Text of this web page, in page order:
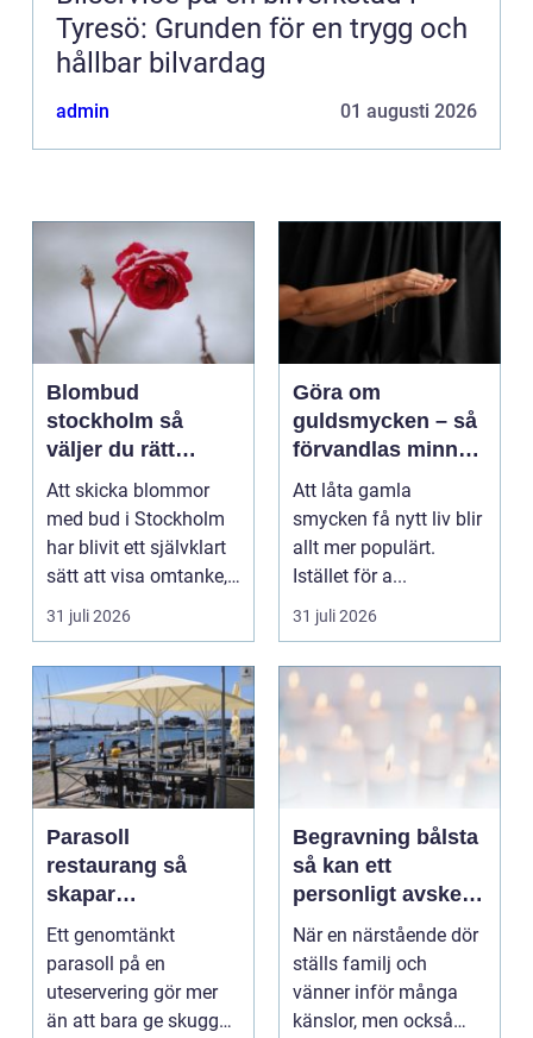
Tyresö: Grunden för en trygg och
hållbar bilvardag
admin 01 augusti 2026
Blombud
stockholm så
väljer du rätt
blommor för varje
tillfälle
Att skicka blommor
med bud i Stockholm
har blivit ett självklart
sätt att visa omtanke,
fira stora h...
31 juli 2026
Göra om
guldsmycken – så
förvandlas minnen
till nya favoriter
Att låta gamla
smycken få nytt liv blir
allt mer populärt.
Istället för a...
31 juli 2026
Parasoll
restaurang så
skapar
uteserveringen rätt
känsla året runt
Ett genomtänkt
parasoll på en
uteservering gör mer
än att bara ge skugga.
Begravning bålsta
så kan ett
personligt avsked
formas
När en närstående dör
ställs familj och
vänner inför många
känslor, men också